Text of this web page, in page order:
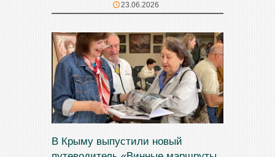
23.06.2026
В Крыму выпустили новый